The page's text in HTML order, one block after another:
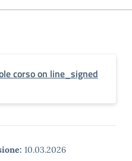
corso on line_signed
10.03.2026